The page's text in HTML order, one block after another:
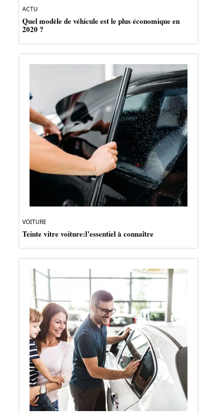
ACTU
Quel modèle de véhicule est le plus économique en
2020 ?
VOITURE
Teinte vitre voiture:l’essentiel à connaître